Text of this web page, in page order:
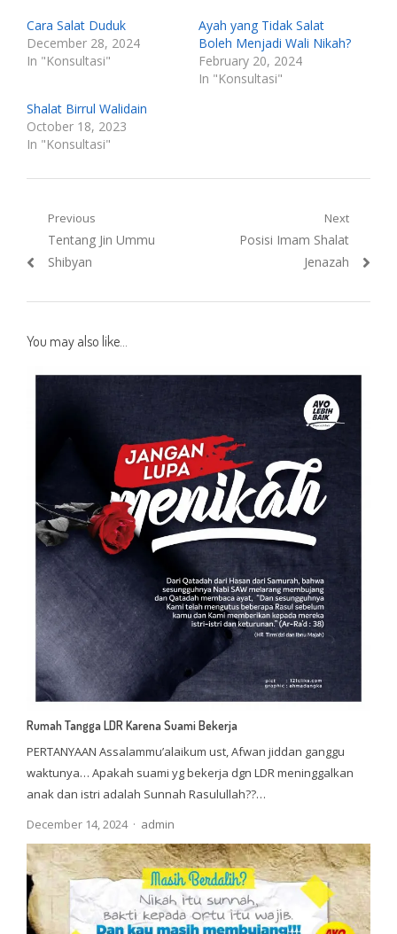
Cara Salat Duduk
December 28, 2024
In "Konsultasi"
Ayah yang Tidak Salat
Boleh Menjadi Wali Nikah?
February 20, 2024
In "Konsultasi"
Shalat Birrul Walidain
October 18, 2023
In "Konsultasi"
Post
navigation
Previous
Previous
post:
Tentang Jin Ummu
Shibyan
Next
Next
Posisi Imam Shalat
Jenazah
You may also like...
Rumah Tangga LDR Karena Suami Bekerja
PERTANYAAN Assalammu’alaikum ust, Afwan jiddan ganggu
waktunya… Apakah suami yg bekerja dgn LDR meninggalkan
anak dan istri adalah Sunnah Rasulullah??…
December 14, 2024
Author
admin